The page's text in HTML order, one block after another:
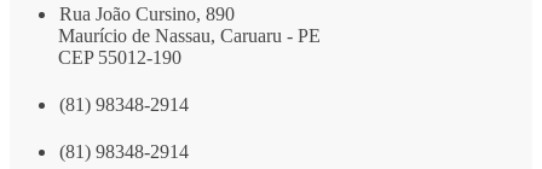
Rua João Cursino, 890
Maurício de Nassau, Caruaru - PE
CEP 55012-190
(81) 98348-2914
(81) 98348-2914